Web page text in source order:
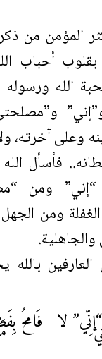
المؤمن من
بقلوب أحباب
الله ورسوله
وعلى آخرته،
فأسأل
“إني” ومن
ومن
بالله
لا فَامحُ